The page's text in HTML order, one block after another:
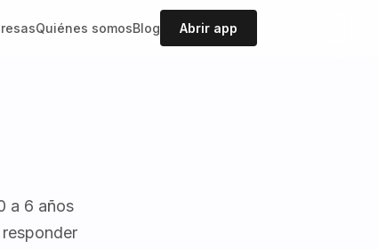
Quiénes somosBlog Abrir app
a 6 años